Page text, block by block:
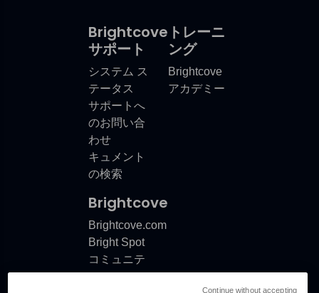
Brightcove
サポート
システム ス
テータス
サポートへ
のお問い合
わせ
キュメント
の検索
トレーニ
ング
Brightcove
アカデミー
Brightcove
Brightcove.com
Bright Spot
コミュニテ
ィ
Continue without accepting